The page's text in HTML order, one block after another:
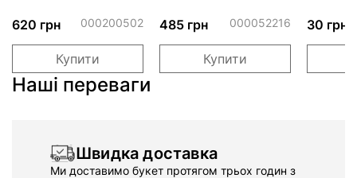
620 грн 000200502
Купити
485 грн 000052216
Купити
30 грн
Наші переваги
Швидка доставка
Ми доставимо букет протягом трьох годин з